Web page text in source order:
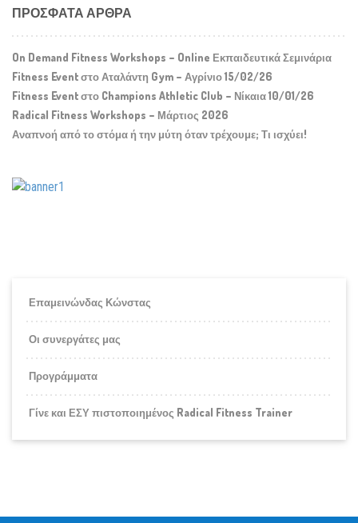
ΠΡΌΣΦΑΤΑ ΆΡΘΡΑ
On Demand Fitness Workshops – Online Εκπαιδευτικά Σεμινάρια
Fitness Event στο Αταλάντη Gym – Αγρίνιο 15/02/26
Fitness Event στο Champions Athletic Club – Νίκαια 10/01/26
Radical Fitness Workshops – Μάρτιος 2026
Αναπνοή από το στόμα ή την μύτη όταν τρέχουμε; Τι ισχύει!
Επαμεινώνδας Κώνστας
Οι συνεργάτες μας
Προγράμματα
Γίνε και ΕΣΥ πιστοποιημένος Radical Fitness Trainer